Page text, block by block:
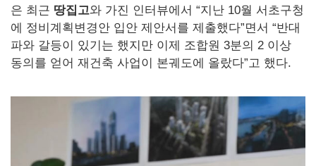
은 최근 땅집고와 가진 인터뷰에서 “지난 10월 서초구청
에 정비계획변경안 입안 제안서를 제출했다”면서 “반대
파와 갈등이 있기는 했지만 이제 조합원 3분의 2 이상
동의를 얻어 재건축 사업이 본궤도에 올랐다”고 했다.